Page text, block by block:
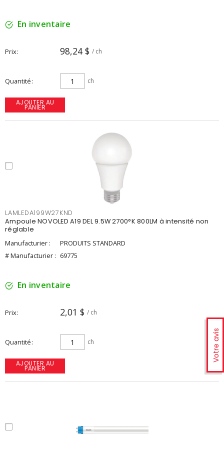
Votre avis
En inventaire
Prix 98,24 $ / ch
Quantité ch
AJOUTER AU
PANIER
LAMLEDA199W27KND
Ampoule NOVOLED A19 DEL 9.5W 2700°K 800LM à intensité non
réglable
Manufacturier :
PRODUITS STANDARD
# Manufacturier : 69775
En inventaire
Prix 2,01 $ / ch
Quantité ch
AJOUTER AU
PANIER